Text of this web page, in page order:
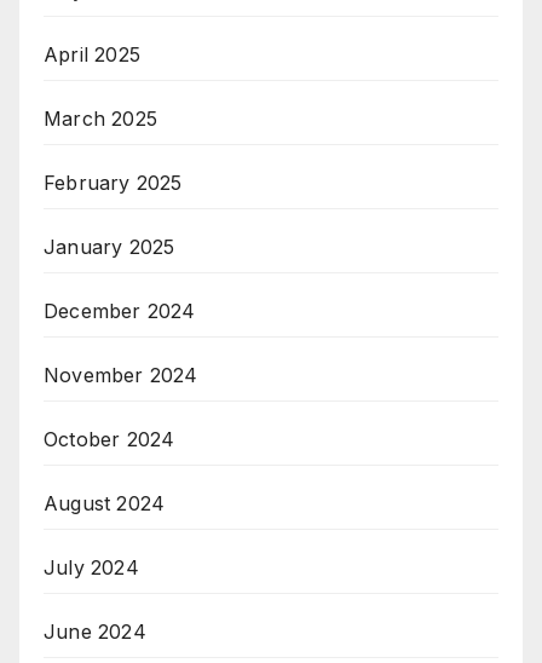
April 2025
March 2025
February 2025
January 2025
December 2024
November 2024
October 2024
August 2024
July 2024
June 2024